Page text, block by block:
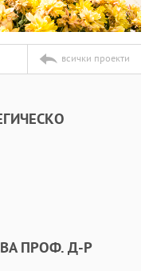
всички проекти
ПРОФ. Д-Р